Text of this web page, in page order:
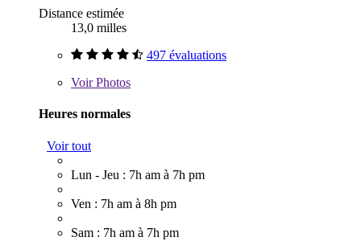
Distance estimée
13,0 milles
497 évaluations
VoirPhotos
Heures normales
Voir tout
Lun - Jeu : 7h am à 7h pm
Ven : 7h am à 8h pm
Sam : 7h am à 7h pm